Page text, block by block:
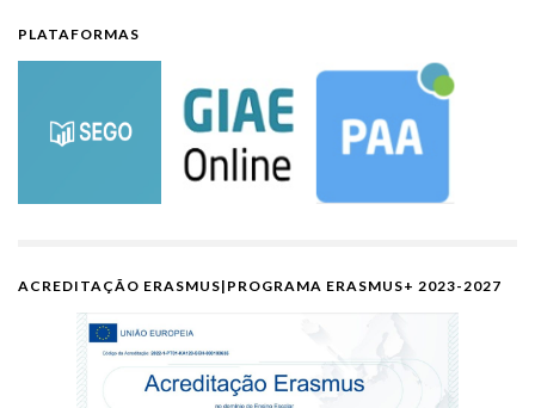
PLATAFORMAS
ACREDITAÇÃO ERASMUS|PROGRAMA ERASMUS+ 2023-2027